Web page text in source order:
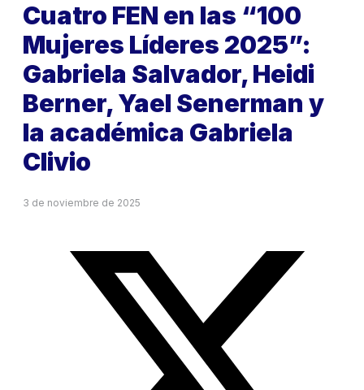
Cuatro FEN en las “100
Mujeres Líderes 2025”:
Gabriela Salvador, Heidi
Berner, Yael Senerman y
la académica Gabriela
Clivio
3 de noviembre de 2025